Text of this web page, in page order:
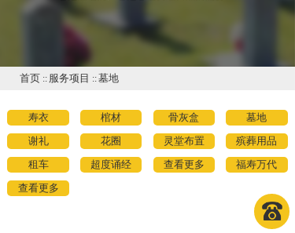
首页 :: 服务项目 ::墓地
寿衣 棺材 骨灰盒 墓地
谢礼 花圈 灵堂布置 殡葬用品
租车 超度诵经 查看更多 福寿万代
查看更多